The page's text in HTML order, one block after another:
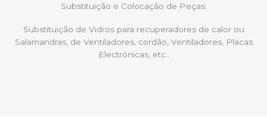
Substituição e Colocação de Peças:
Substituição de Vidros para recuperadores de calor ou
Salamandras, de Ventiladores, cordão, Ventiladores, Placas
Electrónicas, etc..